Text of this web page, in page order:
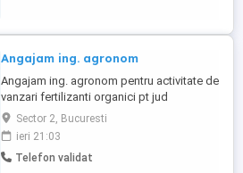
Angajam ing. agronom
Angajam ing. agronom pentru activitate de
vanzari fertilizanti organici pt jud
AR+TM+BH si TL+CT. Cerinte: studii
absolvite, permis de conducere categoria
B, domiciliu in mediu rural.
Sector 2, Bucuresti
ieri 21:03
Telefon validat